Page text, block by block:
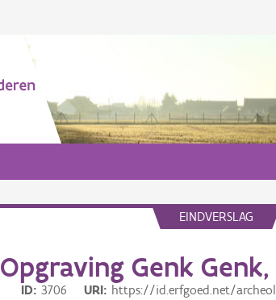
EINDVERSLAG
Opgraving Genk
ID 3706 URI https://id.erfgoed.net/